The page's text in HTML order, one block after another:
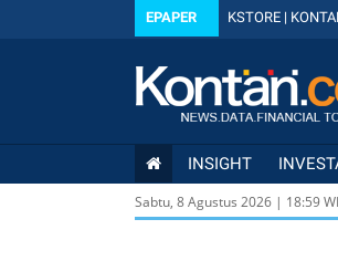
EPAPER KSTORE |
INSIGHT
Sabtu, 8 Agustus 2026 | 18:59